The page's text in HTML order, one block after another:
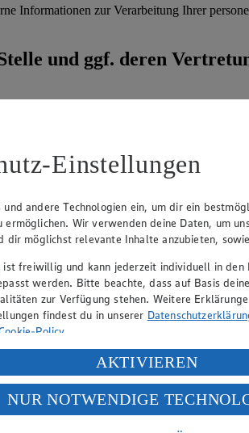
Informationen zur Verarbeitung Ihrer
und ggf. deren
Einstellungen
und andere Technologien ein, um dir ein
ermöglichen. Wir verwenden deine Daten, um
dir möglichst relevante Inhalte anzubieten,
ist freiwillig und kann jederzeit individuell in den
werden. Bitte beachte, dass auf Basis
zur Verfügung stehen. Weitere
findest du in unserer
Policy.
personenbezogenen Daten in den USA durch
klickst, willigst du im Sinne des Art. 49
in den USA verarbeitet werden. Der EuGH
Standards nicht angemessenen
AKTIVIEREN
NUR NOTWENDIGE